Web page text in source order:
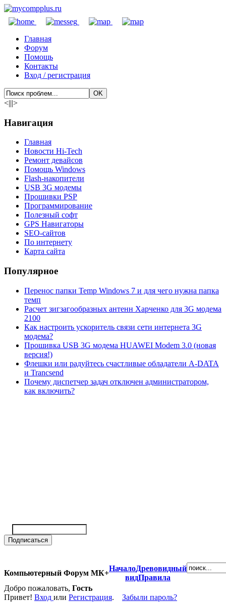
Главная
Форум
Помощь
Контакты
Вход / регистрация
<|||>
Навигация
Главная
Новости Hi-Tech
Ремонт девайсов
Помощь Windows
Flash-накопители
USB 3G модемы
Прошивки PSP
Программирование
Полезный софт
GPS Навигаторы
SEO-сайтов
По интернету
Карта сайта
Популярное
Перенос папки Temp Windows 7 и для чего нужна папка
темп
Расчет зигзагообразных антенн Харченко для 3G модема
2100
Как настроить ускоритель связи сети интернета 3G
модема?
Прошивка USB 3G модема HUAWEI Modem 3.0 (новая
версия!)
Флешки или радуйтесь счастливые обладатели A-DATA
и Trancsend
Почему диспетчер задач отключен администратором,
как включить?
Компьютерный Форум МК+
НачалоДревовидный
видПравила
Добро пожаловать, Гость
Привет! Вход или Регистрация. Забыли пароль?